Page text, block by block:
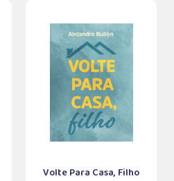
Volte Para Casa, Filho